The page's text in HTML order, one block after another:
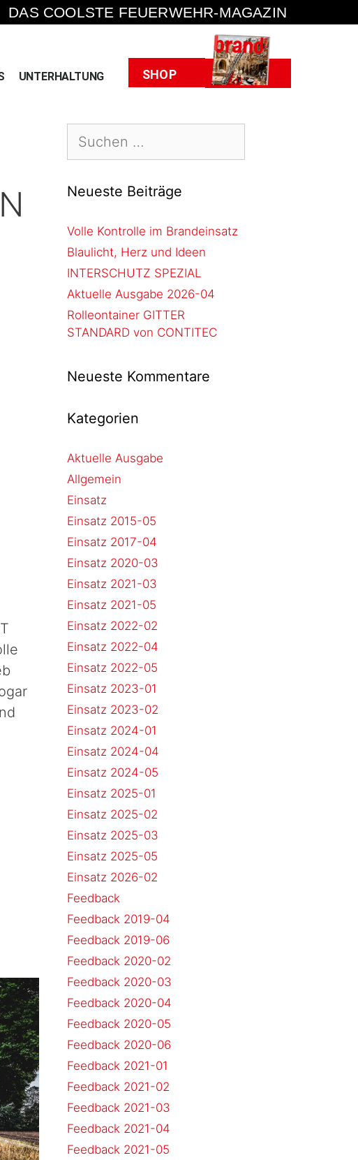
DAS COOLSTE FEUERWEHR-MAGAZIN
UNTERHALTUNG SHOP Heft
Neueste Beiträge
Volle Kontrolle im Brandeinsatz
Blaulicht, Herz und Ideen
INTERSCHUTZ SPEZIAL
Aktuelle Ausgabe 2026-04
Rolleontainer GITTER
STANDARD von CONTITEC
Neueste Kommentare
Kategorien
Aktuelle Ausgabe
Allgemein
Einsatz
Einsatz 2015-05
Einsatz 2017-04
Einsatz 2020-03
Einsatz 2021-03
Einsatz 2021-05
Einsatz 2022-02
Einsatz 2022-04
Einsatz 2022-05
Einsatz 2023-01
Einsatz 2023-02
Einsatz 2024-01
Einsatz 2024-04
Einsatz 2024-05
Einsatz 2025-01
Einsatz 2025-02
Einsatz 2025-03
Einsatz 2025-05
Einsatz 2026-02
Feedback
Feedback 2019-04
Feedback 2019-06
Feedback 2020-02
Feedback 2020-03
Feedback 2020-04
Feedback 2020-05
Feedback 2020-06
Feedback 2021-01
Feedback 2021-02
Feedback 2021-03
Feedback 2021-04
Feedback 2021-05